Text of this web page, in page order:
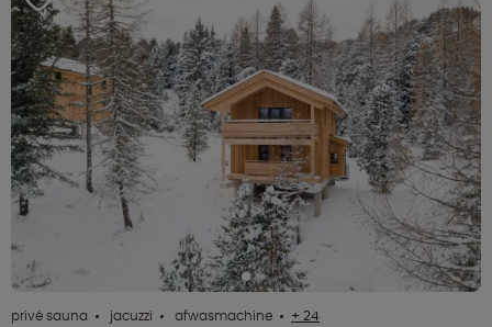
privé sauna jacuzzi afwasmachine + 24